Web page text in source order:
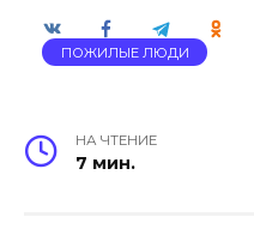
ПОЖИЛЫЕ ЛЮДИ
НА ЧТЕНИЕ
7 мин.